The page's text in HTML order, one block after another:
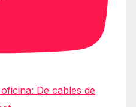
De cables de